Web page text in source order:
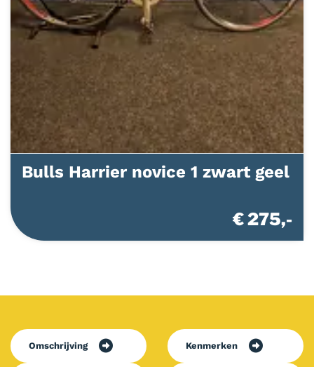
Bulls Harrier novice 1 zwart geel
€ 275,-
Omschrijving Kenmerken